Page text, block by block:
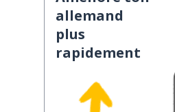
allemand
plus
rapidement